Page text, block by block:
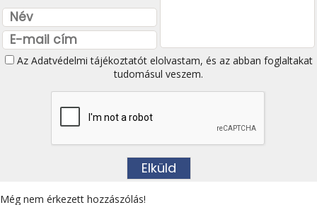
Az Adatvédelmi tájékoztatótelolvastam, és az abban foglaltakat
tudomásul veszem.
Még nem érkezett hozzászólás!